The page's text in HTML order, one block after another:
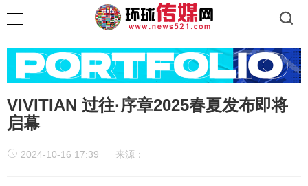
VIVITIAN 过往·序章2025春夏发布即将
启幕
2024-10-16 17:39 来源：